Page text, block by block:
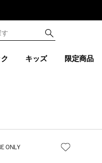
キッズ 限定商品